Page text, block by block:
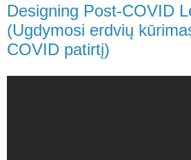
Designing Post-COVID
(Ugdymosi erdvių
COVID patirtį)